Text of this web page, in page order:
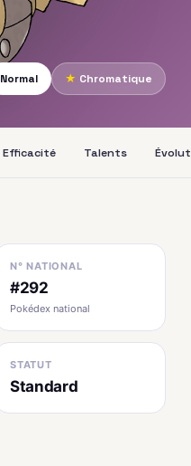
Normal
★ Chromatique
Efficacité Talents
N° NATIONAL
#292
Pokédex national
STATUT
Standard